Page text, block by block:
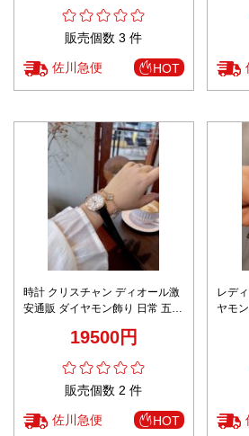
販売個数 3 件
佐川急便 HOT
時計 クリスチャン ディオール激
安通販 ダイヤモン飾り 日常 五色
19500円
販売個数 2 件
佐川急便 HOT
レデ
ヤモ